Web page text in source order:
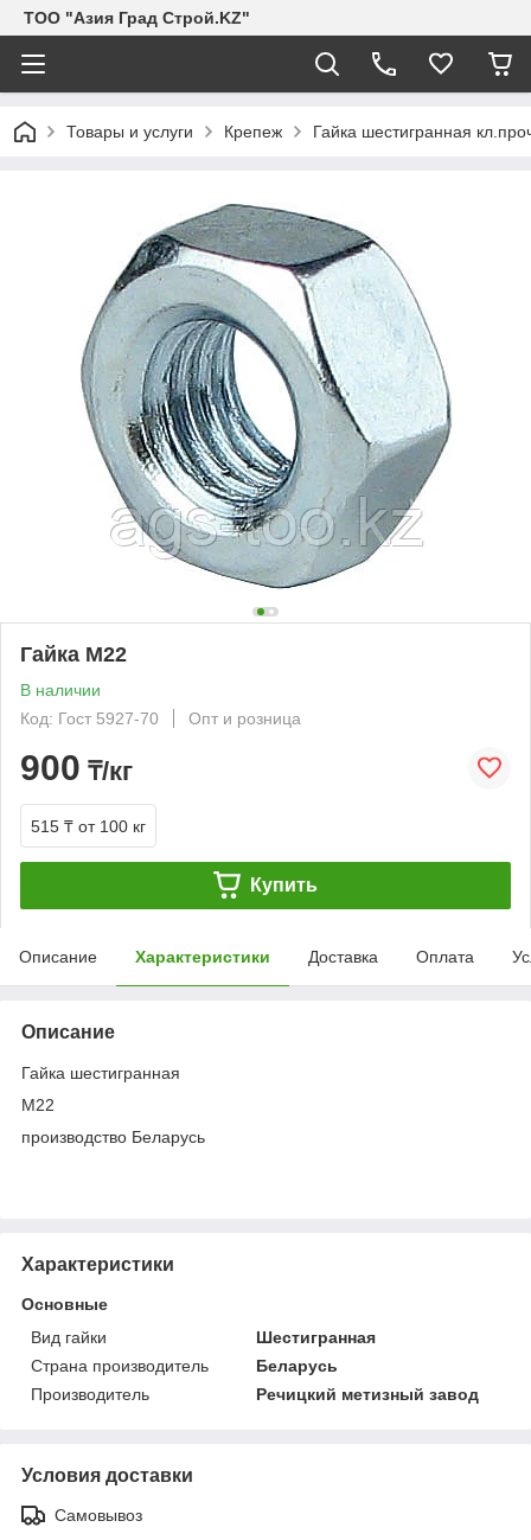
ТОО "Азия Град Строй.KZ"
Товары и услуги Крепеж Гайка шестигранная
Гайка М22
В наличии
Код: Гост 5927-70
Опт и розница
900 ₸/кг
515 ₸ от 100 кг
Купить
Описание Характеристики Доставка Оплата
Описание
Гайка шестигранная
М22
производство Беларусь
Характеристики
Основные
Вид гайки
Шестигранная
Страна производитель
Беларусь
Производитель
Речицкий метизный завод
Условия доставки
Самовывоз